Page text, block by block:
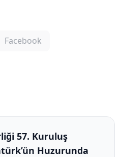
Facebook
57. Kuruluş
Huzurunda